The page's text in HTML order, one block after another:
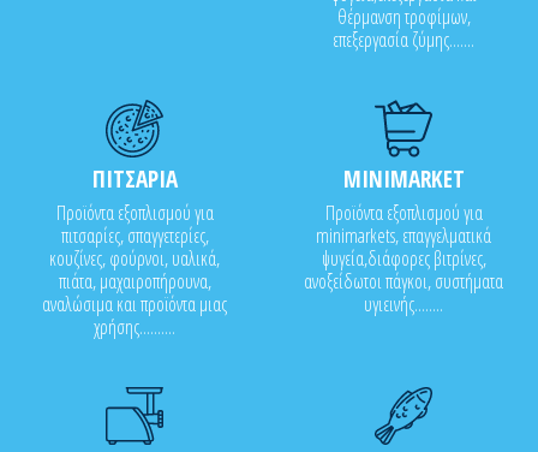
θέρμανση τροφίμων,
επεξεργασία ζύμης.......
ΠΙΤΣΑΡΙΑ
Προϊόντα εξοπλισμού για
πιτσαρίες, σπαγγετερίες,
κουζίνες, φούρνοι, υαλικά,
πιάτα, μαχαιροπήρουνα,
αναλώσιμα και προϊόντα μιας
χρήσης..........
MINIMARKET
Προϊόντα εξοπλισμού για
minimarkets, επαγγελματικά
ψυγεία,διάφορες βιτρίνες,
ανοξείδωτοι πάγκοι, συστήματα
υγιεινής........